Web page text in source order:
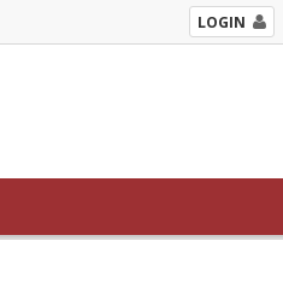
LOGIN